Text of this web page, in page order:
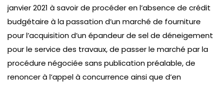
janvier 2021 à savoir de procéder en l’absence de crédit
budgétaire à la passation d’un marché de fourniture
pour l’acquisition d’un épandeur de sel de déneigement
pour le service des travaux, de passer le marché par la
procédure négociée sans publication préalable, de
renoncer à l’appel à concurrence ainsi que d’en